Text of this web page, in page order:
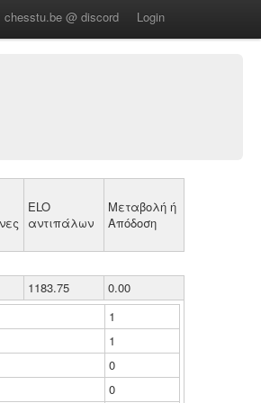
chesstu.be @ discord Login
ELO
αντιπάλων
Μεταβολή ή
Απόδοση
1183.75
0.00
1
1
0
0